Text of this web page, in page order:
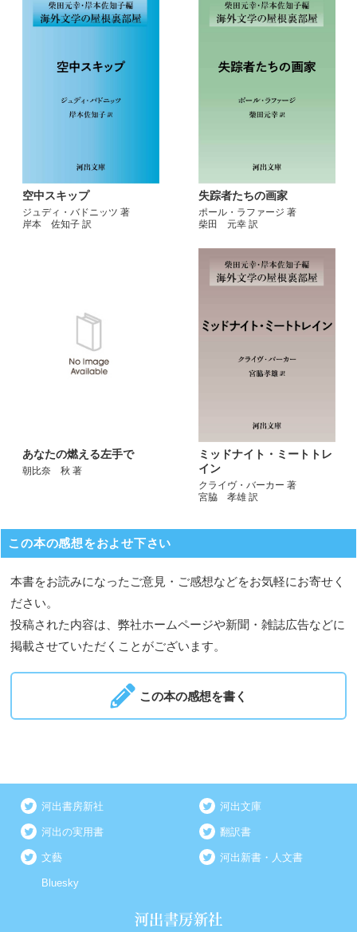
空中スキップ
ジュディ・バドニッツ 著
岸本 佐知子 訳
失踪者たちの画家
ポール・ラファージ 著
柴田 元幸 訳
あなたの燃える左手で
朝比奈 秋 著
ミッドナイト・ミートトレ
イン
クライヴ・バーカー 著
宮脇 孝雄 訳
この本の感想をおよせ下さい
本書をお読みになったご意見・ご感想などをお気軽にお寄せく
ださい。
投稿された内容は、弊社ホームページや新聞・雑誌広告などに
掲載させていただくことがございます。
この本の感想を書く
河出書房新社 河出文庫
河出の実用書 翻訳書
文藝 河出新書・人文書
Bluesky